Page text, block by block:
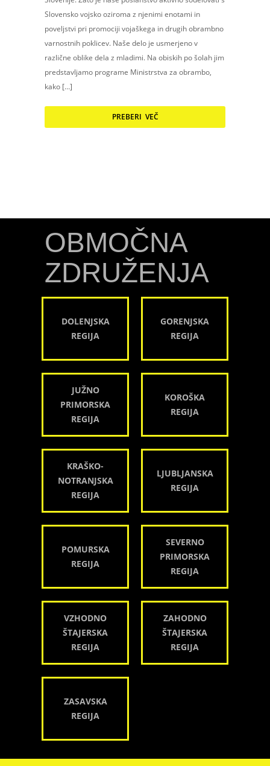
Slovensko vojsko oziroma z njenimi enotami in
poveljstvi pri promociji vojaškega in drugih obrambno
varnostnih poklicev. Naše delo je usmerjeno v
različne oblike dela z mladimi. Na obiskih po šolah jim
predstavljamo programe Ministrstva za obrambo,
kako […]
PREBERI VEČ
OBMOČNA
ZDRUŽENJA
DOLENJSKA
REGIJA
GORENJSKA
REGIJA
JUŽNO
PRIMORSKA
REGIJA
KOROŠKA
REGIJA
KRAŠKO-
NOTRANJSKA
REGIJA
LJUBLJANSKA
REGIJA
POMURSKA
REGIJA
SEVERNO
PRIMORSKA
REGIJA
VZHODNO
ŠTAJERSKA
REGIJA
ZAHODNO
ŠTAJERSKA
REGIJA
ZASAVSKA
REGIJA